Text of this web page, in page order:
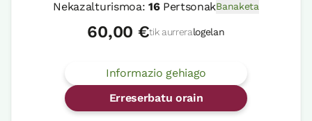
Nekazalturismoa: 16PertsonakBanaketa
60,00 €tik aurreralogelan
Informazio gehiago
Erreserbatu orain